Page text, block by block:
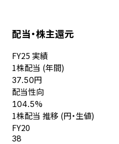
配当・株主還元
FY25 実績
1株配当 (年間)
37.50円
配当性向
104.5%
1株配当 推移 (円・生値)
FY20
38